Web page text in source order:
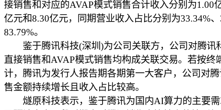
接销售和对应的AVAP模式销售合计收入分别为1.00
亿元和8.30亿元，同期营业收入占比分别为33.34%
83.79%。
鉴于腾讯科技(深圳)为公司关联方，公司对腾讯
直接销售和AVAP模式销售均构成关联交易。若按终
计，腾讯为发行人报告期各期第一大客户，公司对
售金额持续增长且收入占比较高。
燧原科技表示，鉴于腾讯为国内AI算力的主要需